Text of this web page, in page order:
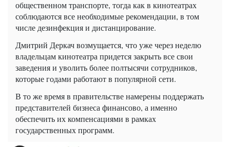
общественном транспорте, тогда как в кинотеатрах
соблюдаются все необходимые рекомендации, в том
числе дезинфекция и дистанцирование.
Дмитрий Деркач возмущается, что уже через неделю
владельцам кинотеатра придется закрыть все свои
заведения и уволить более полтысячи сотрудников,
которые годами работают в популярной сети.
В то же время в правительстве намерены поддержать
представителей бизнеса финансово, а именно
обеспечить их компенсациями в рамках
государственных программ.